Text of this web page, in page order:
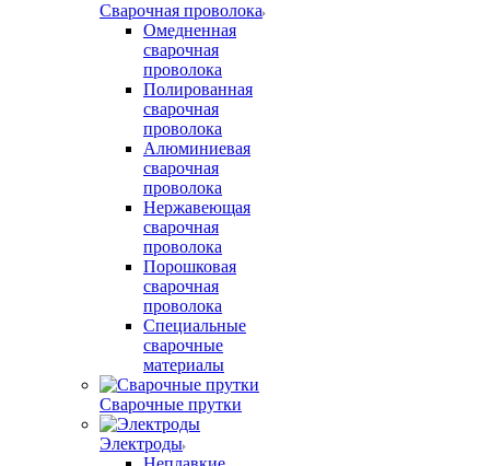
Сварочная проволока
Омедненная
сварочная
проволока
Полированная
сварочная
проволока
Алюминиевая
сварочная
проволока
Нержавеющая
сварочная
проволока
Порошковая
сварочная
проволока
Специальные
сварочные
материалы
Сварочные прутки
Электроды